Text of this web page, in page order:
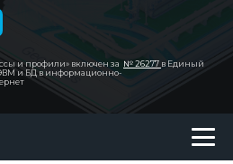
и профили» включен за № 26277 в Единый
и БД в информационно-